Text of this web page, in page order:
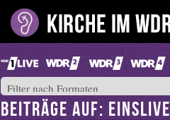
BEITRÄGE AUF: EINSLIVE